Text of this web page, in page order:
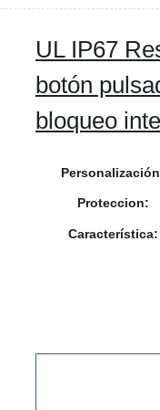
UL IP67
botón
bloqueo
Proteccion:
Característica: